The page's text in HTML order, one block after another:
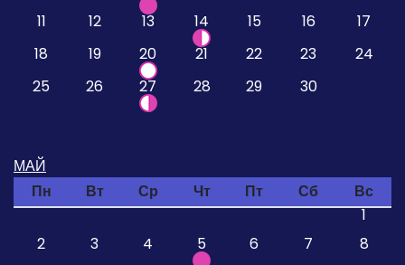
11
12 13 14 15 16
17
18
19 20 21 22 23
24
25
26 27 28 29 30
МАЙ
Пн
Вт Ср Чт Пт Сб
Вс
1
2
3 4 5 6 7
8